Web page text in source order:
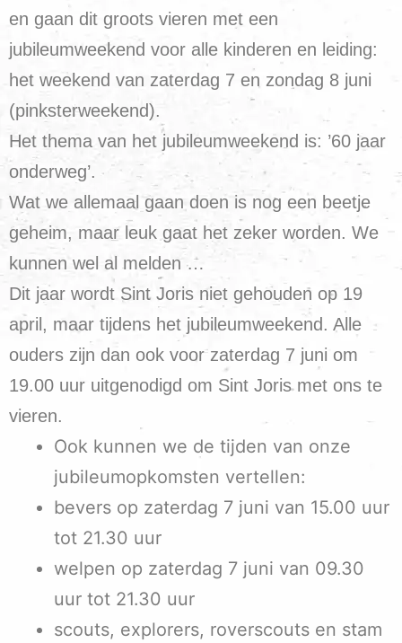
en gaan dit groots vieren met een
jubileumweekend voor alle kinderen en leiding:
het weekend van zaterdag 7 en zondag 8 juni
(pinksterweekend).
Het thema van het jubileumweekend is: ’60 jaar
onderweg’.
Wat we allemaal gaan doen is nog een beetje
geheim, maar leuk gaat het zeker worden. We
kunnen wel al melden …
Dit jaar wordt Sint Joris niet gehouden op 19
april, maar tijdens het jubileumweekend. Alle
ouders zijn dan ook voor zaterdag 7 juni om
19.00 uur uitgenodigd om Sint Joris met ons te
vieren.
Ook kunnen we de tijden van onze
jubileumopkomsten vertellen:
bevers op zaterdag 7 juni van 15.00 uur
tot 21.30 uur
welpen op zaterdag 7 juni van 09.30
uur tot 21.30 uur
scouts, explorers, roverscouts en stam